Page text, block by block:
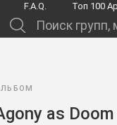
F.A.Q. Toп 100
as Doom